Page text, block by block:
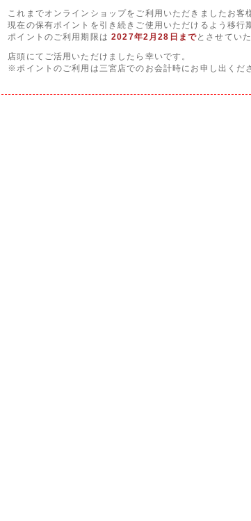
これまでオンラインショップをご利用いただきましたお客
現在の保有ポイントを引き続きご使用いただけるよう移行
ポイントのご利用期限は2027年2月28日までとさせてい
店頭にてご活用いただけましたら幸いです。
※ポイントのご利用は三宮店でのお会計時にお申し出くだ